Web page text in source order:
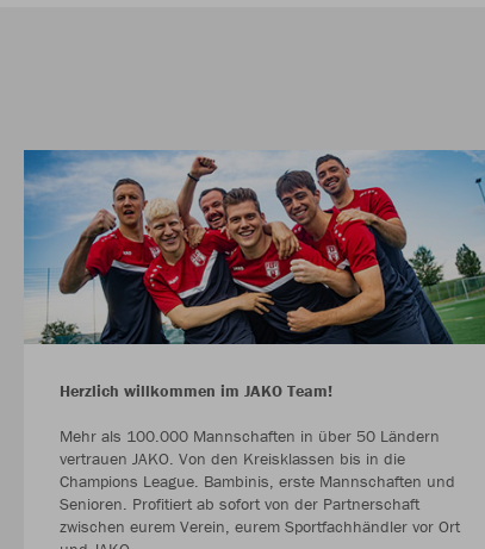
Herzlich willkommen im JAKO Team!
Mehr als 100.000 Mannschaften in über 50 Ländern
vertrauen JAKO. Von den Kreisklassen bis in die
Champions League. Bambinis, erste Mannschaften und
Senioren. Profitiert ab sofort von der Partnerschaft
zwischen eurem Verein, eurem Sportfachhändler vor Ort